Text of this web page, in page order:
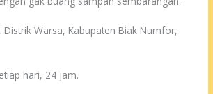
Distrik Warsa, Kabupaten Biak Numfor,
hari, 24 jam.